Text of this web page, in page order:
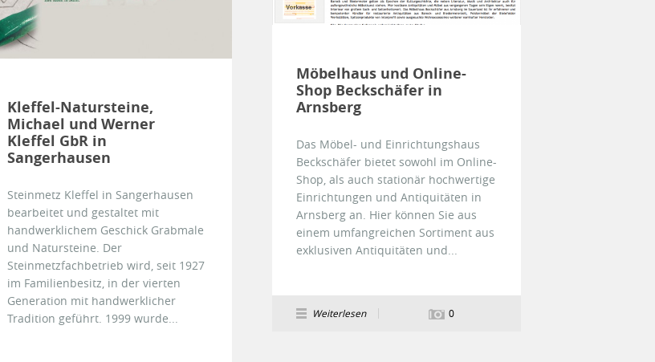
Möbelhaus und Online-
Shop Beckschäfer in
Arnsberg
Das Möbel- und Einrichtungshaus
Beckschäfer bietet sowohl im Online-
Shop, als auch stationär hochwertige
Einrichtungen und Antiquitäten in
Arnsberg an. Hier können Sie aus
einem umfangreichen Sortiment aus
exklusiven Antiquitäten und...
Weiterlesen 0
Kleffel-Natursteine,
Michael und Werner
Kleffel GbR in
Sangerhausen
Steinmetz Kleffel in Sangerhausen
bearbeitet und gestaltet mit
handwerklichem Geschick Grabmale
und Natursteine. Der
Steinmetzfachbetrieb wird, seit 1927
im Familienbesitz, in der vierten
Generation mit handwerklicher
Tradition geführt. 1999 wurde...